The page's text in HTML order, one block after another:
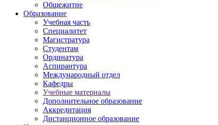
Общежитие
Образование
Учебная часть
Специалитет
Магистратура
Студентам
Ординатура
Аспирантура
Международный отдел
Кафедры
Учебные материалы
Дополнительное образование
Аккредитация
Дистанционное образование